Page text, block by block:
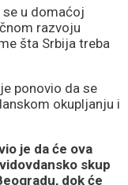
se u domaćoj
razvoju
šta Srbija treba
ponovio da se
okupljanju i
je da će ova
skup
dok će